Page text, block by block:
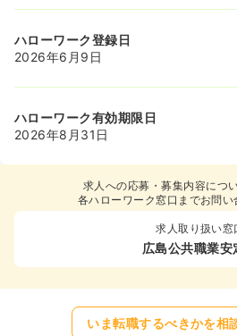
ハローワーク登録日
2026年6月9日
ハローワーク有効期限日
2026年8月31日
求人への応募・募集内容につ
各ハローワーク窓口までお問い
求人取り扱い窓
広島公共職業安
いま転職するべきかを相